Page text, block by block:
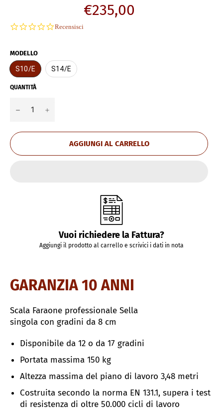
Prezzo
listino
€235,00
0.0
Recensisci
MODELLO
S10/E S14/E
QUANTITÀ
− +
AGGIUNGI AL CARRELLO
Vuoi richiedere la Fattura?
Aggiungi il prodotto al carrello e scrivici i dati in nota
GARANZIA 10 ANNI
Scala Faraone professionale Sella
singola con gradini da 8 cm
Disponibile da 12 o da 17 gradini
Portata massima 150 kg
Altezza massima del piano di lavoro 3,48 metri
Costruita secondo la norma EN 131.1, supera i test
di resistenza di oltre 50.000 cicli di lavoro